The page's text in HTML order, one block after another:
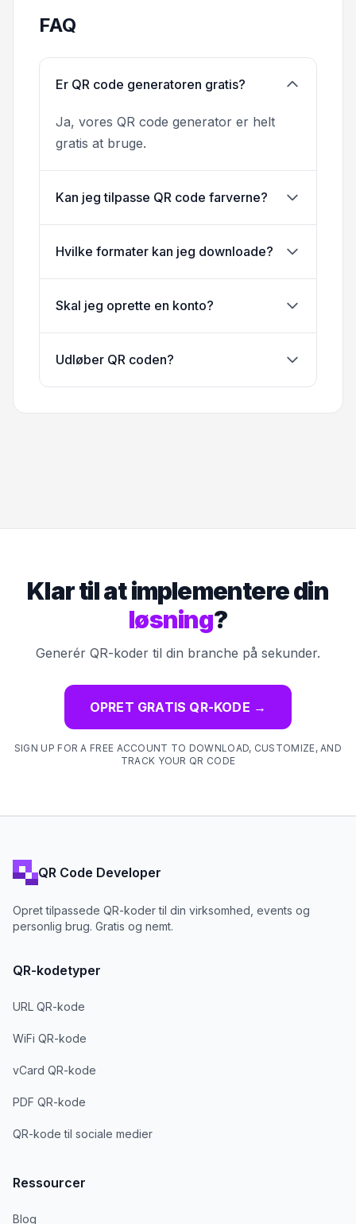
FAQ
Er QR code generatoren gratis?
Ja, vores QR code generator er helt
gratis at bruge.
Kan jeg tilpasse QR code farverne?
Hvilke formater kan jeg downloade?
Skal jeg oprette en konto?
Udløber QR coden?
Klar til at implementere din
løsning?
Generér QR-koder til din branche på sekunder.
OPRET GRATIS QR-KODE →
SIGN UP FOR A FREE ACCOUNT TO DOWNLOAD, CUSTOMIZE, AND
TRACK YOUR QR CODE
QR Code Developer
Opret tilpassede QR-koder til din virksomhed, events og
personlig brug. Gratis og nemt.
QR-kodetyper
URL QR-kode
WiFi QR-kode
vCard QR-kode
PDF QR-kode
QR-kode til sociale medier
Ressourcer
Blog